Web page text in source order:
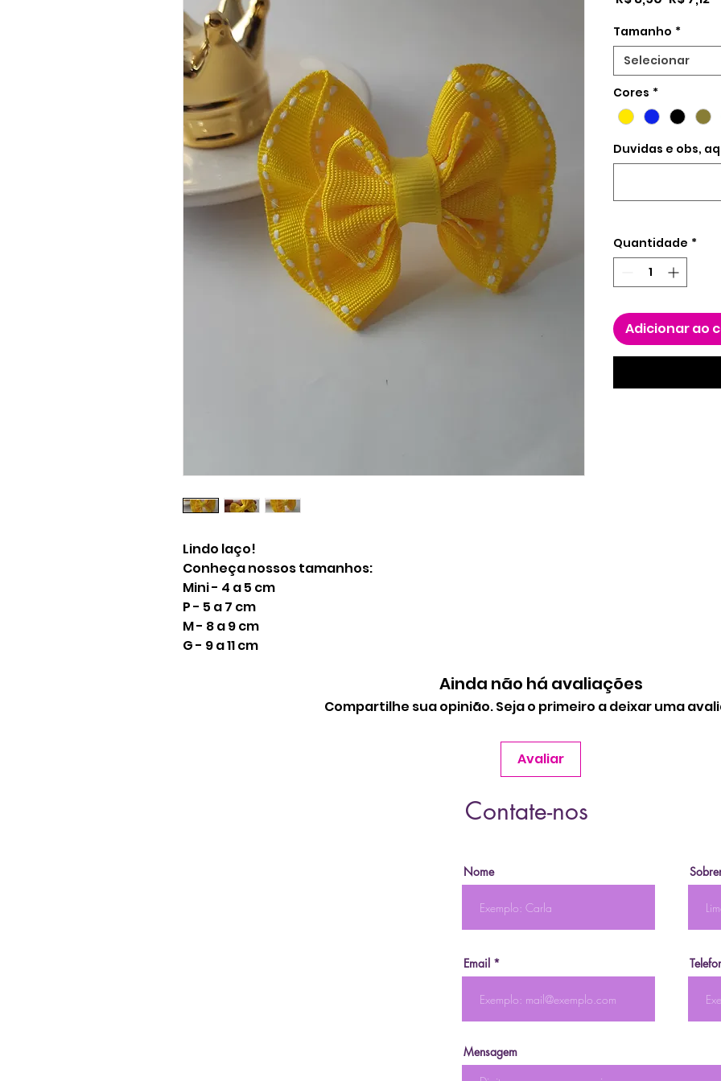
Lindo laço!
Conheça nossos tamanhos:
Mini - 4 a 5 cm
P - 5 a 7 cm
M - 8 a 9 cm
G - 9 a 11 cm
Tamanho *
Selecionar
Cores *
Duvidas e obs,
Quantidade *
Adicionar ao
Ainda não há avaliações
Compartilhe sua opinião. Seja o primeiro a deixar uma
Avaliar
Contate-nos
Nome
Email
Mensagem